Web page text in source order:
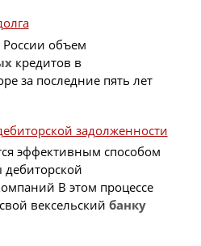
России объем
кредитов в
за последние пять лет
задолженности
эффективным способом
дебиторской
В этом процессе
вексельский банку